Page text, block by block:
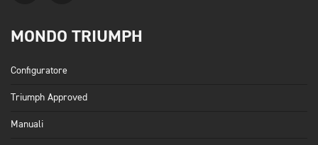
MONDO TRIUMPH
Configuratore
Triumph Approved
Manuali